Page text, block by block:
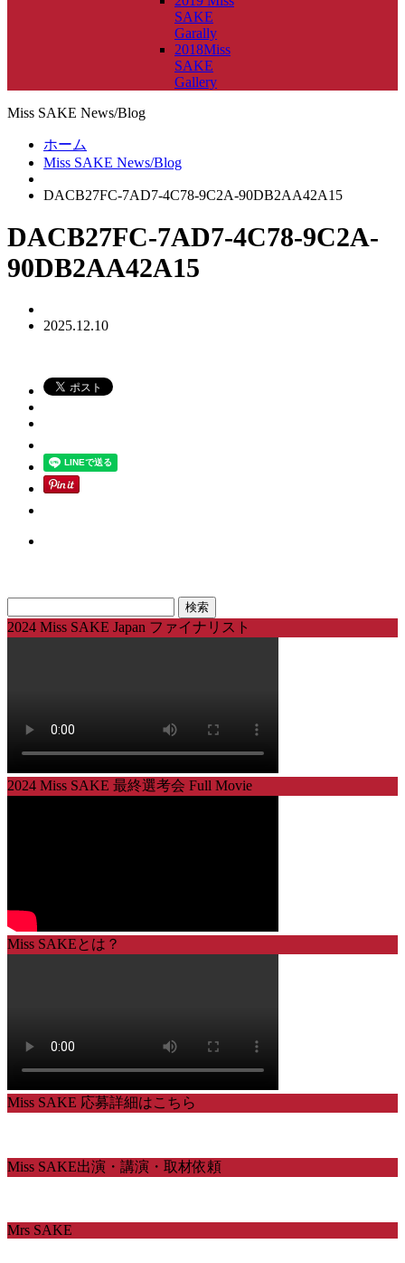
SAKE
Garally
2018Miss
SAKE
Gallery
Miss SAKE News/Blog
ホーム
Miss SAKE News/Blog
DACB27FC-7AD7-4C78-9C2A-90DB2AA42A15
DACB27FC-7AD7-4C78-9C2A-
90DB2AA42A15
2025.12.10
索:
2024 Miss SAKE Japan ファイナリスト
2024 Miss SAKE 最終選考会 Full Movie
Miss SAKEとは？
Miss SAKE 応募詳細はこちら
Miss SAKE出演・講演・取材依頼
Mrs SAKE